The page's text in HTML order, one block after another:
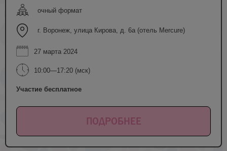
очный формат
г. Воронеж, улица Кирова, д. 6а (отель Mercure)
27 марта 2024
10:00—17:20 (мск)
Участие бесплатное
ПОДРОБНЕЕ